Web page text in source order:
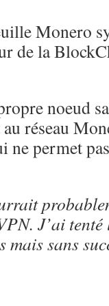
Monero
de la
noeud
réseau
permet
J’ai
sans